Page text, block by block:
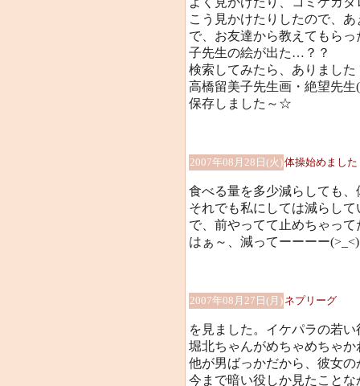
こう見かけたりしたので、
で、お友達から教えてもら
子先生の絵が出た…？？
検索してみたら、ありました
高橋留美子先生画・絶望先生
保存しました～☆
2007年08月28日(火)体操始めました
食べる量を多少減らしても
それでも私にしては減らし
で、前やってて止めちゃっ
はぁ～、減ってーーーー(>_<)
2007年08月27日(月) ネプリーグ
を見ました。イケパラの若
堀北ちゃんがめちゃめちゃ
他が男ばっかだから、彼女
今まで暗い役しか見たこと